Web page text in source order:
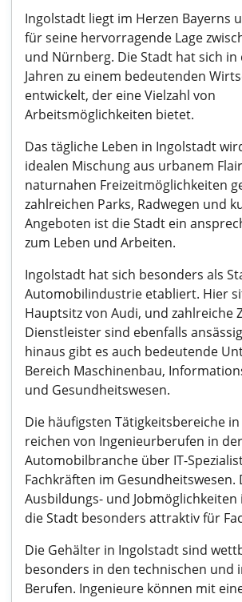
Ingolstadt liegt im Herzen Bayerns
für seine hervorragende Lage
und Nürnberg. Die Stadt hat sich in
Jahren zu einem bedeutenden
entwickelt, der eine Vielzahl von
Arbeitsmöglichkeiten bietet.
Das tägliche Leben in Ingolstadt
idealen Mischung aus urbanem
naturnahen Freizeitmöglichkeiten
zahlreichen Parks, Radwegen und
Angeboten ist die Stadt ein
zum Leben und Arbeiten.
Ingolstadt hat sich besonders als
Automobilindustrie etabliert. Hier
Hauptsitz von Audi, und zahlreiche
Dienstleister sind ebenfalls
hinaus gibt es auch bedeutende
Bereich Maschinenbau,
und Gesundheitswesen.
Die häufigsten Tätigkeitsbereiche
reichen von Ingenieurberufen in der
Automobilbranche über IT-
Fachkräften im Gesundheitswesen.
Ausbildungs- und Jobmöglichkeiten
die Stadt besonders attraktiv für
Die Gehälter in Ingolstadt sind
besonders in den technischen und
Berufen. Ingenieure können mit